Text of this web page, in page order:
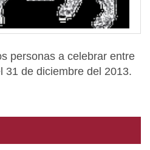
personas a celebrar entre
31 de diciembre del 2013.